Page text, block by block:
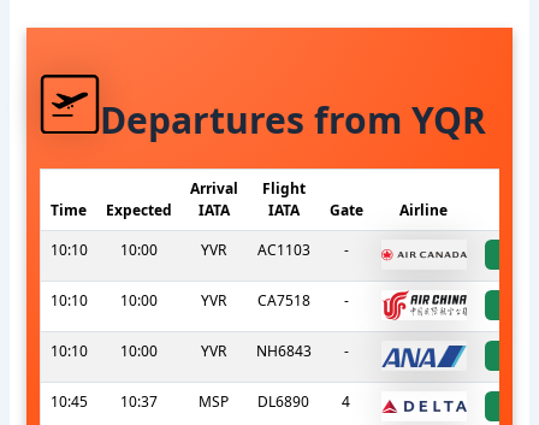
Departures from YQR
Time Expected
Arrival
IATA
Flight
IATA
Gate Airline
10:10
10:00 YVR AC1103 -
10:10 10:00 YVR CA7518 -
10:10 10:00 YVR NH6843 -
10:45 10:37 MSP DL6890 4